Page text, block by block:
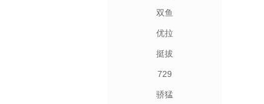
双鱼
优拉
挺拔
729
骄猛